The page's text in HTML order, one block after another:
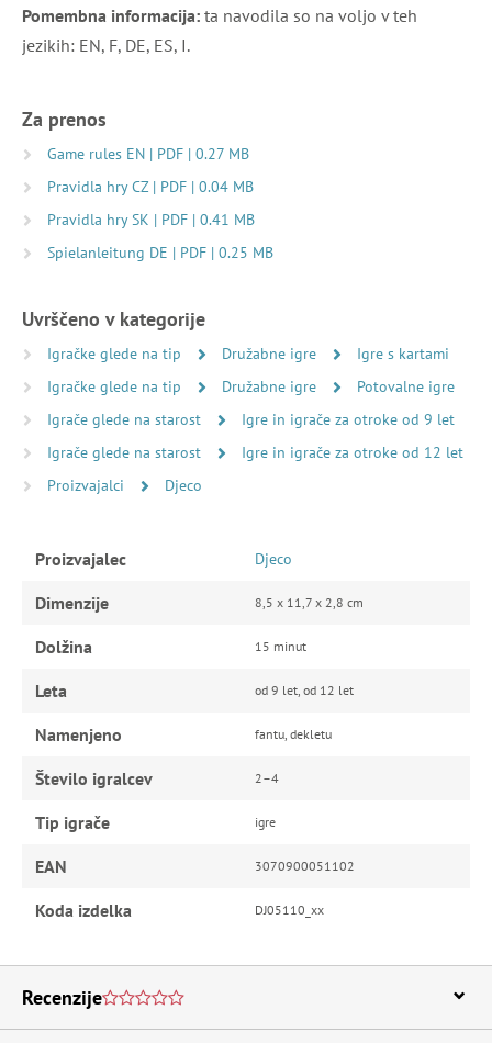
Pomembna informacija: ta navodila so na voljo v teh
jezikih: EN, F, DE, ES, I.
Za prenos
Game rules EN | PDF | 0.27 MB
Pravidla hry CZ | PDF | 0.04 MB
Pravidla hry SK | PDF | 0.41 MB
Spielanleitung DE | PDF | 0.25 MB
Uvrščeno v kategorije
Igračke glede na tip Družabne igre
Igre s kartami
Igračke glede na tip
Družabne igre
Potovalne igre
Igrače glede na starost
Igre in igrače za otroke od 9 let
Igrače glede na starost
Igre in igrače za otroke od 12 let
Proizvajalci
Djeco
Proizvajalec Djeco
Dimenzije 8,5 x 11,7 x 2,8 cm
Dolžina 15 minut
Leta od 9 let, od 12 let
Namenjeno fantu, dekletu
Število igralcev 2–4
Tip igrače igre
EAN 3070900051102
Koda izdelka DJ05110_xx
Recenzije